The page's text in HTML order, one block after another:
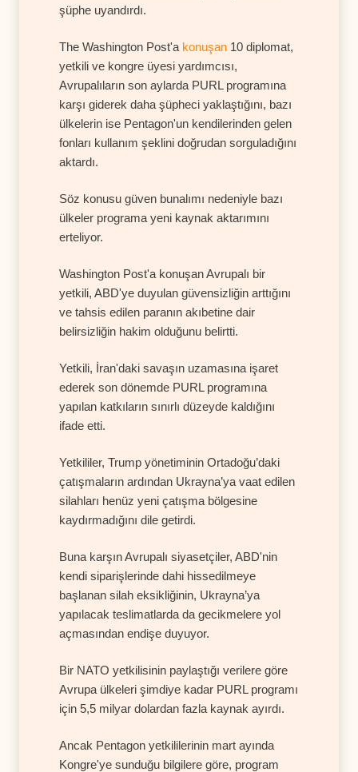
şüphe uyandırdı.
The Washington Post'a konuşan 10 diplomat,
yetkili ve kongre üyesi yardımcısı,
Avrupalıların son aylarda PURL programına
karşı giderek daha şüpheci yaklaştığını, bazı
ülkelerin ise Pentagon'un kendilerinden gelen
fonları kullanım şeklini doğrudan sorguladığını
aktardı.
Söz konusu güven bunalımı nedeniyle bazı
ülkeler programa yeni kaynak aktarımını
erteliyor.
Washington Post'a konuşan Avrupalı bir
yetkili, ABD'ye duyulan güvensizliğin arttığını
ve tahsis edilen paranın akıbetine dair
belirsizliğin hakim olduğunu belirtti.
Yetkili, İran'daki savaşın uzamasına işaret
ederek son dönemde PURL programına
yapılan katkıların sınırlı düzeyde kaldığını
ifade etti.
Yetkililer, Trump yönetiminin Ortadoğu’daki
çatışmaların ardından Ukrayna’ya vaat edilen
silahları henüz yeni çatışma bölgesine
kaydırmadığını dile getirdi.
Buna karşın Avrupalı siyasetçiler, ABD'nin
kendi siparişlerinde dahi hissedilmeye
başlanan silah eksikliğinin, Ukrayna’ya
yapılacak teslimatlarda da gecikmelere yol
açmasından endişe duyuyor.
Bir NATO yetkilisinin paylaştığı verilere göre
Avrupa ülkeleri şimdiye kadar PURL programı
için 5,5 milyar dolardan fazla kaynak ayırdı.
Ancak Pentagon yetkililerinin mart ayında
Kongre'ye sunduğu bilgilere göre, program